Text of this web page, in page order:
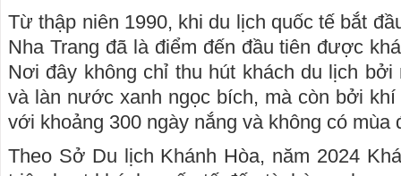
Từ thập niên 1990, khi du lịch quốc tế bắt
Nha Trang đã là điểm đến đầu tiên được
Nơi đây không chỉ thu hút khách du lịch
và làn nước xanh ngọc bích, mà còn bởi khí
với khoảng 300 ngày nắng và không có mùa
Theo Sở Du lịch Khánh Hòa, năm 2024